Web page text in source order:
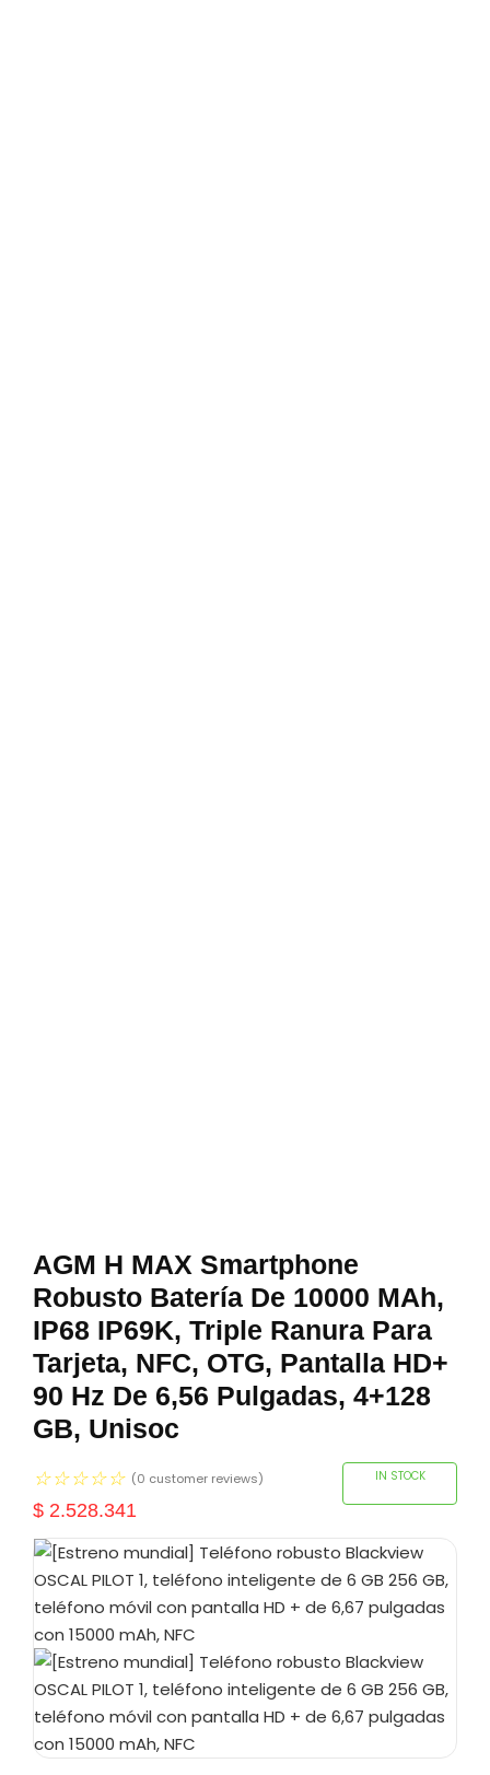
AGM H MAX Smartphone
Robusto Batería De 10000 MAh,
IP68 IP69K, Triple Ranura Para
Tarjeta, NFC, OTG, Pantalla HD+
90 Hz De 6,56 Pulgadas, 4+128
GB, Unisoc
☆☆☆☆☆ (0 customer reviews) IN STOCK
$ 2.528.341